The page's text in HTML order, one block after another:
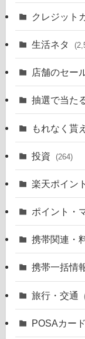
クレジット
生活ネタ
店舗のセー
抽選で当た
もれなく貰
投資 (264)
楽天ポイント
ポイント・
携帯関連・
携帯一括情
旅行・交通
POSAカード